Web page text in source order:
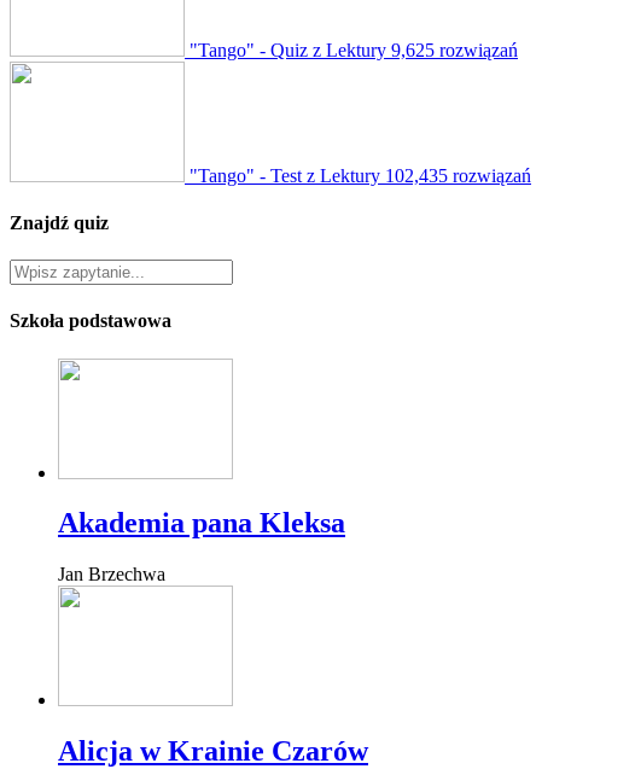
"Tango" - Quiz z Lektury 9,625 rozwiązań
"Tango" - Test z Lektury 102,435 rozwiązań
Znajdź quiz
Szkoła podstawowa
Akademia pana Kleksa
Jan Brzechwa
Alicja w Krainie Czarów